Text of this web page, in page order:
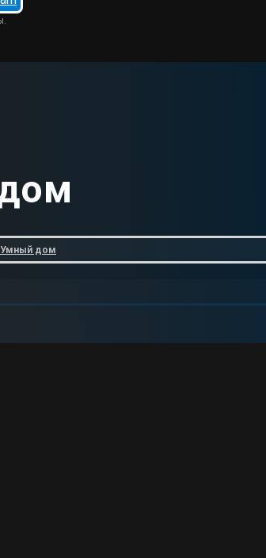
Умный дом